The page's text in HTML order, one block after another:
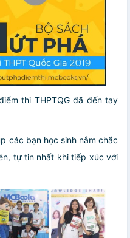
thi THPTQG đã đến tay
các bạn học sinh nắm chắc
tự tin nhất khi tiếp xúc với